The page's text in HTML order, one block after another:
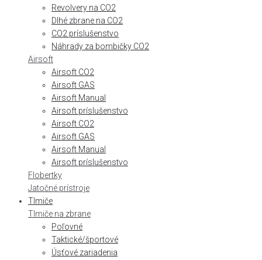
Revolvery na CO2
Dlhé zbrane na CO2
CO2 príslušenstvo
Náhrady za bombičky CO2
Airsoft
Airsoft CO2
Airsoft GAS
Airsoft Manual
Airsoft príslušenstvo
Airsoft CO2
Airsoft GAS
Airsoft Manual
Airsoft príslušenstvo
Flobertky
Jatočné prístroje
Tlmiče
Tlmiče na zbrane
Poľovné
Taktické/športové
Úsťové zariadenia